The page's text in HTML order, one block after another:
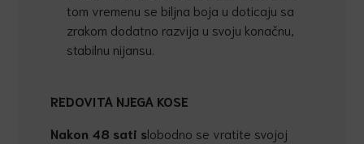
tom vremenu se biljna boja u doticaju sa
zrakom dodatno razvija u svoju konačnu,
stabilnu nijansu.
REDOVITA NJEGA KOSE
Nakon 48 sati slobodno se vratite svojoj